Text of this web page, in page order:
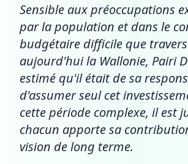
Sensible aux préoccupations
par la population et dans le
budgétaire difficile que
aujourd'hui la Wallonie, Pairi
estimé qu'il était de sa
d'assumer seul cet
cette période complexe, il est
chacun apporte sa
vision de long terme.